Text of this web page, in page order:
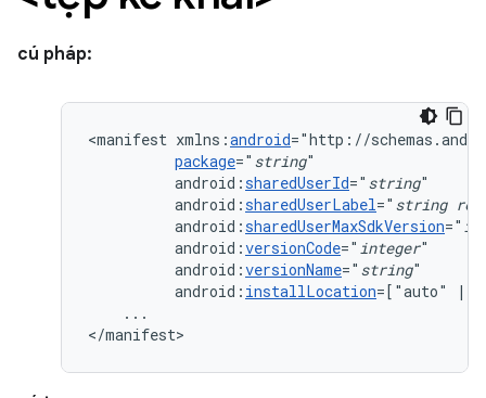
cú pháp:
<manifest xmlns:android
package=" string
android:sharedUserId=" string
android:sharedUserLabel=" string
android:sharedUserMaxSdkVersion="
android:versionCode=" integer
android:versionName=" string
android: installLocation=["auto" |
...
</manifest>